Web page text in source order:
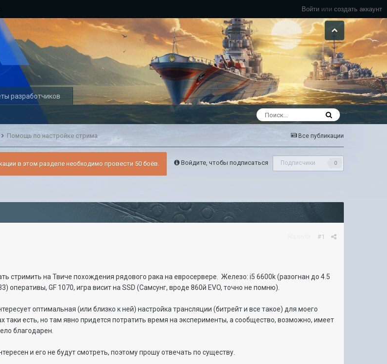
Войти или создать аккаунт
разработчиков
Все публикации
Помощь по настройке стрима
Войдите, чтобы подписаться Подписчики 0
в этом разделе необходимо провести 50 боёв.
#1
стримить на Твиче похождения рядового рака на евросервере. Железо: i5 6600k (разогнан до 4.5
оперативы, GF 1070, игра висит на SSD (Самсунг, вроде 860й EVO, точно не помню).
оптимальная (или близко к ней) настройка трансляции (битрейт и все такое) для моего
таки есть, но там явно придется потратить время на эксперименты, а сообщество, возможно, имеет
благодарен.
и его не будут смотреть, поэтому прошу отвечать по существу.